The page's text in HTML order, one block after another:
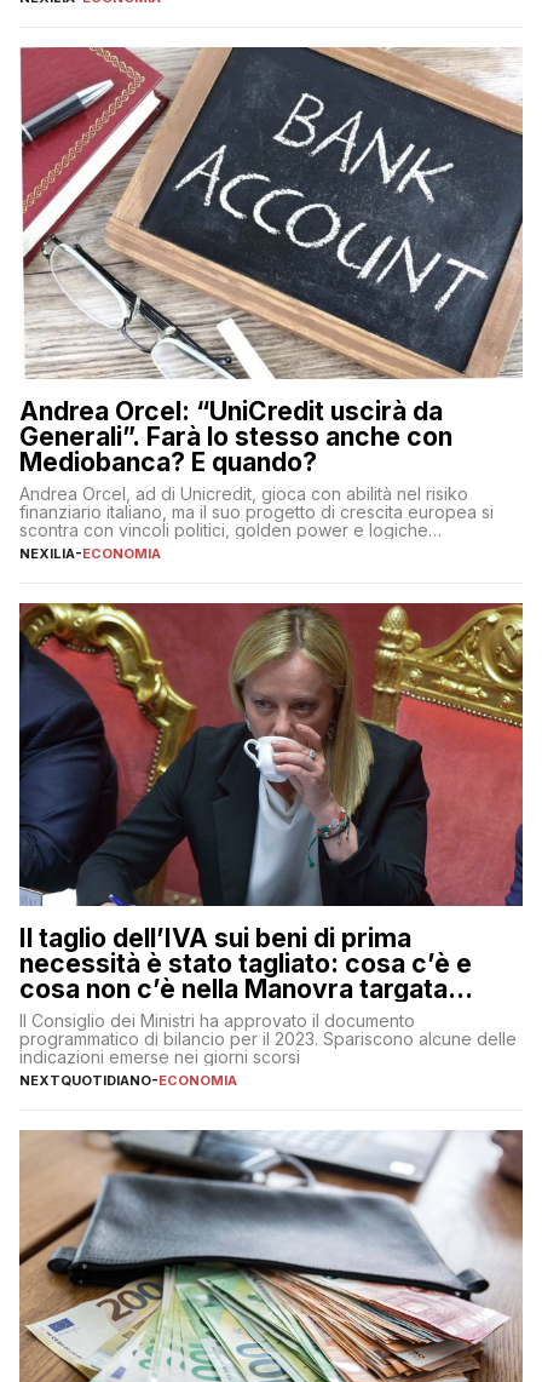
sulle criptovalute: […]
Andrea Orcel: “UniCredit uscirà da
Generali”. Farà lo stesso anche con
Mediobanca? E quando?
Andrea Orcel, ad di Unicredit, gioca con abilità nel risiko
finanziario italiano, ma il suo progetto di crescita europea si
scontra con vincoli politici, golden power e logiche
protezionistiche. Orcel e la mossa su Generali Andrea Orcel,
NEXILIA-ECONOMIA
Il taglio dell’IVA sui beni di prima
necessità è stato tagliato: cosa c’è e
cosa non c’è nella Manovra targata
Meloni
Il Consiglio dei Ministri ha approvato il documento
programmatico di bilancio per il 2023. Spariscono alcune delle
indicazioni emerse nei giorni scorsi
NEXTQUOTIDIANO-ECONOMIA